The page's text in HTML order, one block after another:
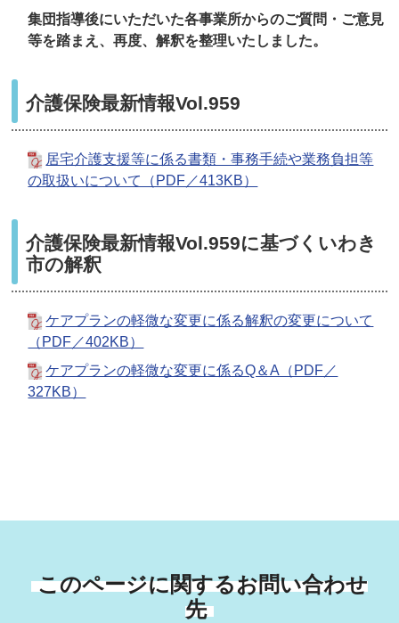
集団指導後にいただいた各事業所からのご質問・ご意見
等を踏まえ、再度、解釈を整理いたしました。
介護保険最新情報Vol.959
居宅介護支援等に係る書類・事務手続や業務負担等
の取扱いについて（PDF／413KB）
介護保険最新情報Vol.959に基づくいわき
市の解釈
ケアプランの軽微な変更に係る解釈の変更について
（PDF／402KB）
ケアプランの軽微な変更に係るQ＆A（PDF／
327KB）
このページに関するお問い合わせ
先